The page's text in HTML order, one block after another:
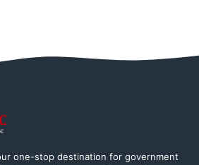
one-stop destination for government